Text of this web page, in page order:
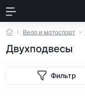
Вело и мотоспорт
Двухподвесы
Фильтр